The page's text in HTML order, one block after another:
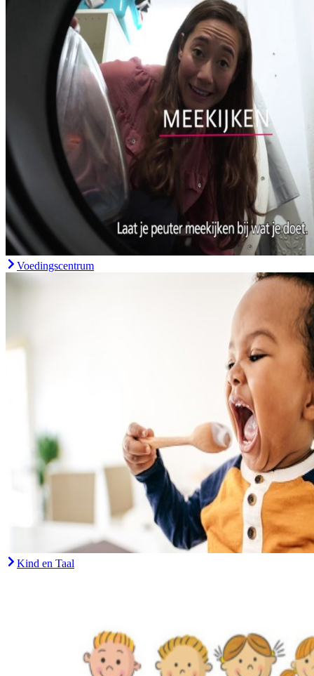
Voedingscentrum
Kind en Taal